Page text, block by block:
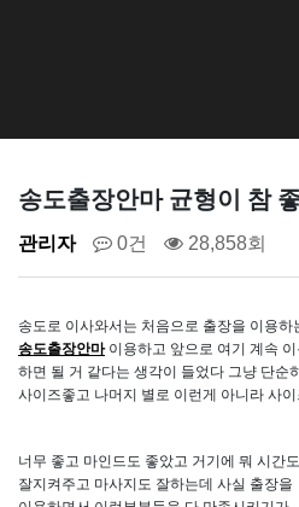
송도출장안마 균형이 참
관리자 0건 28,858회
송도로 이사와서는 처음으로 출장을 이용하
송도출장안마이용하고 앞으로 여기 계속 이
하면 될 거 같다는 생각이 들었다 그냥 단순
사이즈좋고 나머지 별로 이런게 아니라 사이
너무 좋고 마인드도 좋았고 거기에 뭐 시간도
잘지켜주고 마사지도 잘하는데 사실 출장을